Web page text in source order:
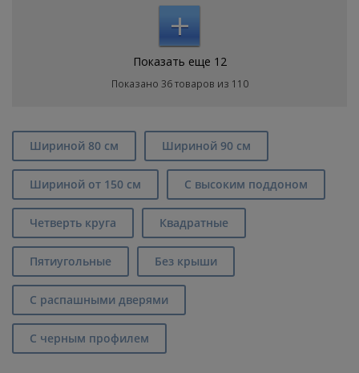
+
Показать еще 12
Показано 36 товаров из 110
Шириной 80 см Шириной 90 см
Шириной от 150 см С высоким поддоном
Четверть круга Квадратные
Пятиугольные Без крыши
С распашными дверями
С черным профилем